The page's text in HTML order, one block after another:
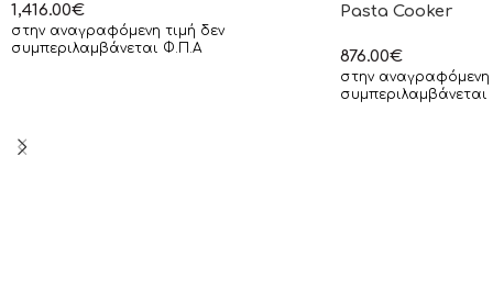
1,416.00€
στην αναγραφόμενη τιμή δεν
συμπεριλαμβάνεται Φ.Π.Α
Pasta Cooker
876.00€
στην αναγραφόμενη